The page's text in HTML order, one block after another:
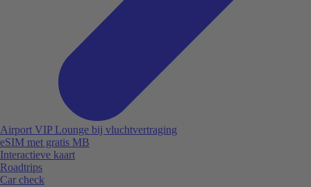
Airport VIP Lounge bij vluchtvertraging
eSIM met gratis MB
Interactieve kaart
Roadtrips
Car check